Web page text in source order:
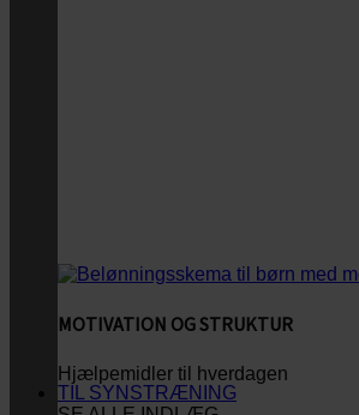
MOTIVATION OG STRUKTUR
Hjælpemidler til hverdagen
TIL SYNSTRÆNING